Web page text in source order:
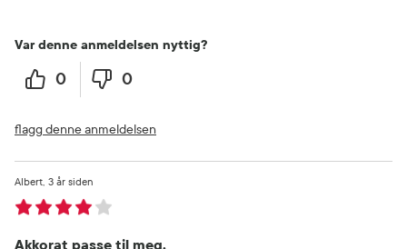
Var denne anmeldelsen nyttig?
0 0
flagg denne anmeldelsen
Akkorat passe til meg.
3 år siden
Albert